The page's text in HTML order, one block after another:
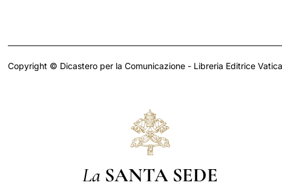
Copyright © Dicastero per la Comunicazione - Libreria Editrice
La SANTA SEDE